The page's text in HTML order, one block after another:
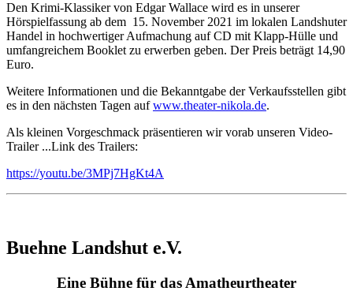
Den Krimi-Klassiker von Edgar Wallace wird es in unserer
Hörspielfassung ab dem 15. November 2021 im lokalen Landshuter
Handel in hochwertiger Aufmachung auf CD mit Klapp-Hülle und
umfangreichem Booklet zu erwerben geben. Der Preis beträgt 14,90
Euro.
Weitere Informationen und die Bekanntgabe der Verkaufsstellen gibt
es in den nächsten Tagen aufwww.theater-nikola.de.
Als kleinen Vorgeschmack präsentieren wir vorab unseren Video-
Trailer ...Link des Trailers:
https://youtu.be/3MPj7HgKt4A
Buehne Landshut e.V.
Eine Bühne für das Amatheurtheater